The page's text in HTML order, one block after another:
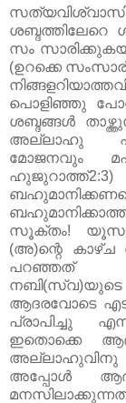
സം
(ഉറക്കെ
പൊളിഞ്ഞു
ശബ്ദങ്ങൾ
അല്ലാഹു
മോജനവും
സൂക്തം!
(അ)ന്റെ കാഴ്ച
പറഞ്ഞത്‌
നബി(സ്വ)യുടെ
ആദരവോടെ
പ്രാപിച്ചു
ഇതൊക്കെ
അല്ലാഹുവിനു
അപ്പോൾ